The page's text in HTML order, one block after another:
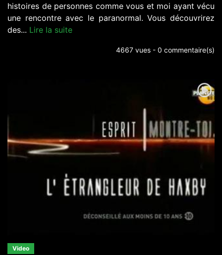
histoires de personnes comme vous et moi ayant vécu
une rencontre avec le paranormal. Vous découvrirez
des... Lire la suite
4667 vues - 0 commentaire(s)
Video